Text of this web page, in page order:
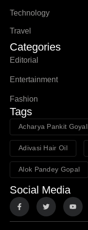
Technology
Travel
Categories
Editorial
Entertainment
Fashion
Tags
Acharya Pankit Goyal
Adivasi Hair Oil
Alok Pandey Gopal
Social Media